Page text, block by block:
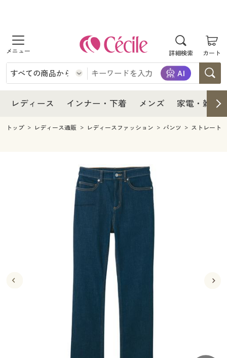
詳細検索 カート
商品を探す
レディース
レディースファッション
インナー・下着
インナー・下着通販すべて
ジュニア・ティーンズ下着
メンズ
メンズファッション
寝具・インテリア・家具
寝具・インテリア・家具通販すべて
カーテン・ラグ・ファブリック
ジュニア・ティーンズ下着
大きいサイズ通販すべて
大きいサイズ レディース服
大きいサイズ レディース下着
シークレットセール
商品カテゴリ一覧
レディース インナー・下着 メンズ 家電・雑貨
レディース
レディース通販すべて
レディースファッション
インナー・下着
インナー・下着通販すべて
ジュニア・ティーンズ下着
メンズ
キッチン・雑貨・日用品
寝具・インテリア・家具通販すべて
カーテン・ラグ・ファブリック
美容・健康通販すべて
ジュニア・ティーンズ下着
大きいサイズ レディース服
大きいサイズ レディース下着
大きいサイズ メンズ
シークレットセール
商品カテゴリ一覧
トップ レディース通販 レディースファッション パンツ ストレート